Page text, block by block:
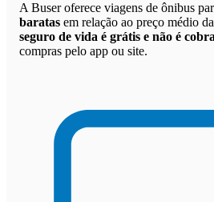
A Buser oferece viagens de ônibus
baratas em relação ao preço médio
seguro de vida é grátis e não é
compras pelo app ou site.